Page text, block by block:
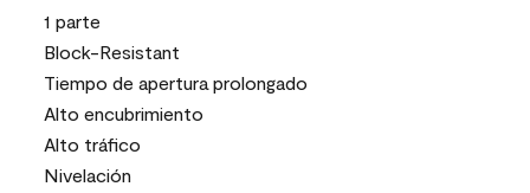
1 parte
Block-Resistant
Tiempo de apertura prolongado
Alto encubrimiento
Alto tráfico
Nivelación